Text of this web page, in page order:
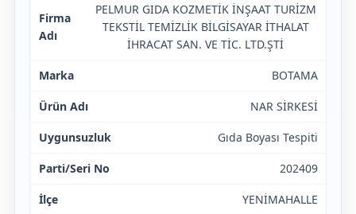
PELMUR GIDA KOZMETİK İNŞAAT TURİZM
TEKSTİL TEMİZLİK BİLGİSAYAR İTHALAT
İHRACAT SAN. VE TİC. LTD.ŞTİ
BOTAMA
NAR SİRKESİ
Gıda Boyası Tespiti
202409
YENİMAHALLE